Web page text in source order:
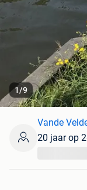
1/9
Vande
20 jaar op